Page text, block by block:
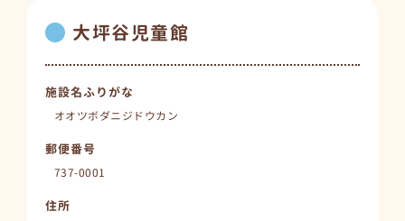
大坪谷児童館
施設名ふりがな
オオツボダニジドウカン
郵便番号
737-0001
住所